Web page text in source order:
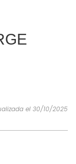
el 30/10/2025